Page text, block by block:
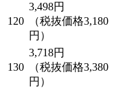
120
3,498円
（税抜価格3,180
円）
130
3,718円
（税抜価格3,380
円）